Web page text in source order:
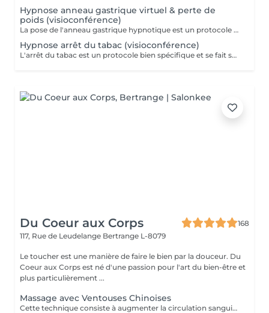
Hypnose anneau gastrique virtuel & perte de
poids (visioconférence)
La pose de l'anneau gastrique hypnotique est un protocole bien spécifique et se fait sur 4 séances. Une séance de suivi est également comprise dans le forfait. L'anneau gastrique hypnotique sera bénéfique pour quiconque a un surpoids de 10kg ou plus. La solution hypnotique vous permet de perdre vos kilos en trop sans passer par la case chirurgie chère et dangereuse. Grâce à l'anneau gastrique hypnotique, vous créez un rapport différent avec la nourriture afin de changer vos habitudes alimentaires durablement. Plus d'informations sur : http://jgchypnose.com
Hypnose arrêt du tabac (visioconférence)
L'arrêt du tabac est un protocole bien spécifique et se fait sur 4 séances. Une séance de suivi est également comprise dans le forfait. Motivé à vous libérer du tabac ? Agissez, reprenez votre vie en main et libérez-vous de ces comportements automatiques. Grâce aux suggestions mentales, l'hypnose offre des résultats spectaculaires.
Du Coeur aux Corps
168
117, Rue de Leudelange Bertrange L-8079
Le toucher est une manière de faire le bien par la douceur. Du
Coeur aux Corps est né d'une passion pour l'art du bien-être et
plus particulièrement ...
Massage avec Ventouses Chinoises
Cette technique consiste à augmenter la circulation sanguine. L'objectif est de créer un effet de succion qui favorisera la décongestion des tissus, l'évacuation des toxines et la mobilité des tissus. Prioritairement, cette pratique s'effectue sur le dos.